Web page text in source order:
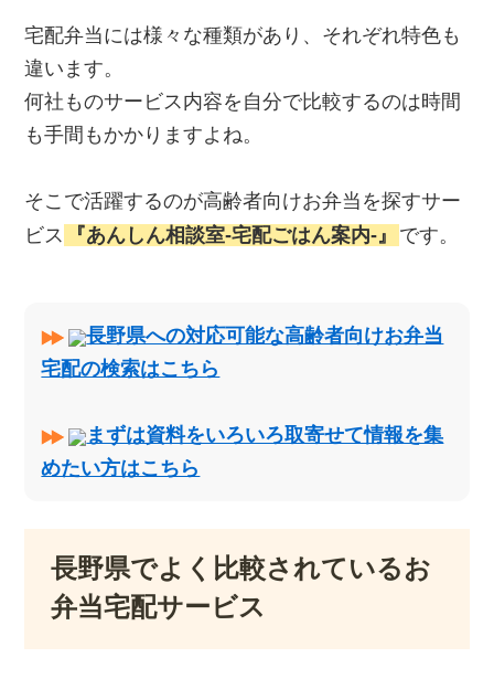
宅配弁当には様々な種類があり、それぞれ特色も
違います。
何社ものサービス内容を自分で比較するのは時間
も手間もかかりますよね。
そこで活躍するのが高齢者向けお弁当を探すサー
ビス
『あんしん相談室‐宅配ごはん案内‐』 です。
長野県への対応可能な高齢者向けお弁当
宅配の検索はこちら
まずは資料をいろいろ取寄せて情報を集
めたい方はこちら
長野県でよく比較されているお
弁当宅配サービス